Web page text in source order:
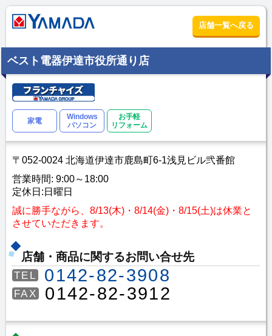
店舗一覧へ戻る
ベスト電器伊達市役所通り店
家電
Windows
パソコン
お手軽
リフォーム
〒052-0024 北海道伊達市鹿島町6-1浅見ビル弐番館
営業時間: 9:00～18:00
定休日:日曜日
誠に勝手ながら、8/13(木)・8/14(金)・8/15(土)は休業と
させていただきます。
店舗・商品に関するお問い合せ先
TEL 0142-82-3908
FAX 0142-82-3912